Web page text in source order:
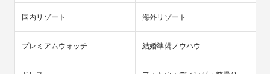
国内リゾート 海外リゾート
プレミアムウォッチ 結婚準備ノウハウ